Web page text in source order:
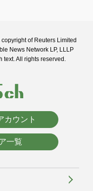
of Reuters Limited
News Network LP, LLLP
All rights reserved.
カウント
一覧